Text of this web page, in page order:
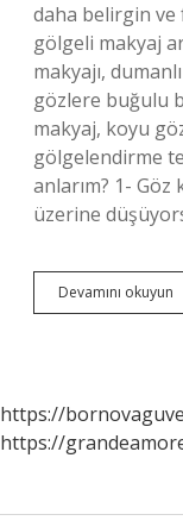
daha belirgin ve
gölgeli makyaj
makyajı,
gözlere buğulu
makyaj, koyu
gölgelendirme
anlarım? 1- Göz
üzerine
Devamını okuyun
https://
https://